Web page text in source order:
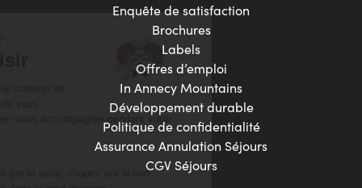
Enquête de satisfaction
Brochures
Labels
Offres d’emploi
In Annecy Mountains
Développement durable
Politique de confidentialité
Assurance Annulation Séjours
CGV Séjours